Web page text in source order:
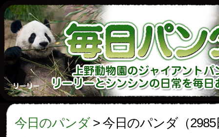
今日のパンダ> 今日のパンダ（2985